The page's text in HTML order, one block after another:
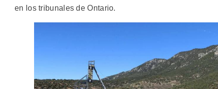
en los tribunales de Ontario.